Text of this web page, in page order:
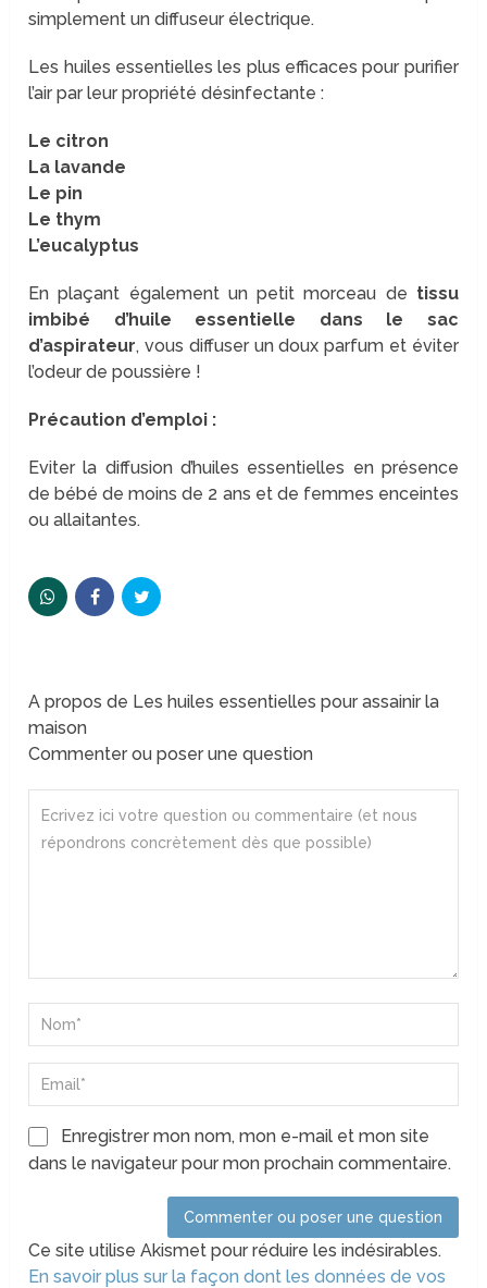
simplement un diffuseur électrique.
Les huiles essentielles les plus efficaces pour purifier
l’air par leur propriété désinfectante :
Le citron
La lavande
Le pin
Le thym
L’eucalyptus
En plaçant également un petit morceau de tissu
imbibé d’huile essentielle dans le sac
d’aspirateur, vous diffuser un doux parfum et éviter
l’odeur de poussière !
Précaution d’emploi :
Eviter la diffusion d’huiles essentielles en présence
de bébé de moins de 2 ans et de femmes enceintes
ou allaitantes.
A propos de Les huiles essentielles pour assainir la
maison
Commenter ou poser une question
Enregistrer mon nom, mon e-mail et mon site
dans le navigateur pour mon prochain commentaire.
Ce site utilise Akismet pour réduire les indésirables.
En savoir plus sur la façon dont les données de vos